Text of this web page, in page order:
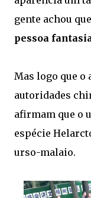
gente achou
pessoa
Mas logo que o
autoridades
afirmam que o
espécie
urso-malaio.